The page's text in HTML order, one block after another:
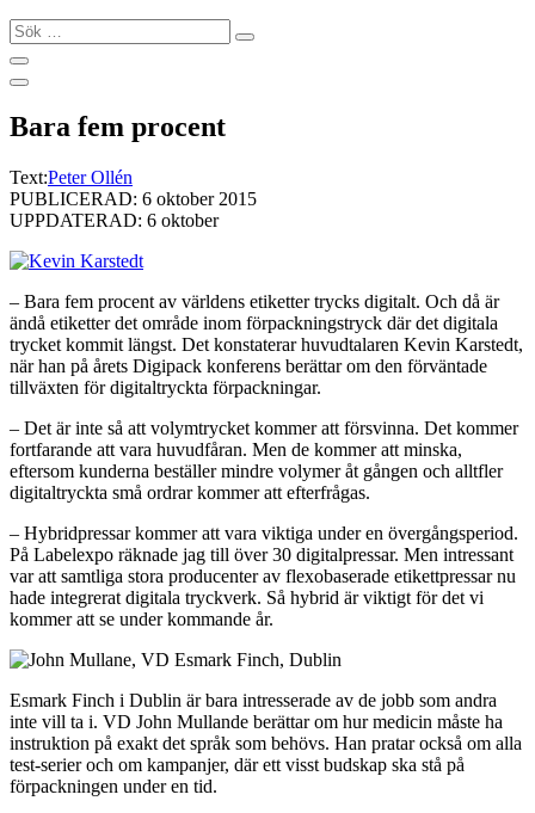
Sök
…
Bara fem procent
Text:Peter Ollén
PUBLICERAD: 6 oktober 2015
UPPDATERAD: 6 oktober
– Bara fem procent av världens etiketter trycks digitalt. Och då är
ändå etiketter det område inom förpackningstryck där det digitala
trycket kommit längst. Det konstaterar huvudtalaren Kevin Karstedt,
när han på årets Digipack konferens berättar om den förväntade
tillväxten för digitaltryckta förpackningar.
– Det är inte så att volymtrycket kommer att försvinna. Det kommer
fortfarande att vara huvudfåran. Men de kommer att minska,
eftersom kunderna beställer mindre volymer åt gången och alltfler
digitaltryckta små ordrar kommer att efterfrågas.
– Hybridpressar kommer att vara viktiga under en övergångsperiod.
På Labelexpo räknade jag till över 30 digitalpressar. Men intressant
var att samtliga stora producenter av flexobaserade etikettpressar nu
hade integrerat digitala tryckverk. Så hybrid är viktigt för det vi
kommer att se under kommande år.
Esmark Finch i Dublin är bara intresserade av de jobb som andra
inte vill ta i. VD John Mullande berättar om hur medicin måste ha
instruktion på exakt det språk som behövs. Han pratar också om alla
test-serier och om kampanjer, där ett visst budskap ska stå på
förpackningen under en tid.